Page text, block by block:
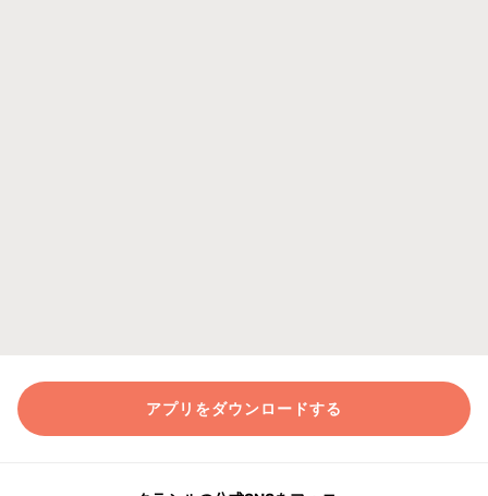
アプリをダウンロードする